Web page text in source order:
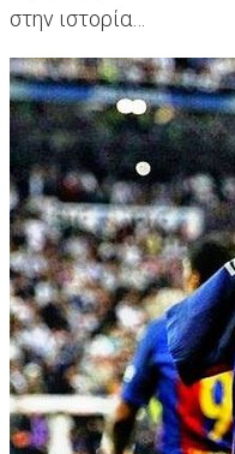
στην ιστορία…